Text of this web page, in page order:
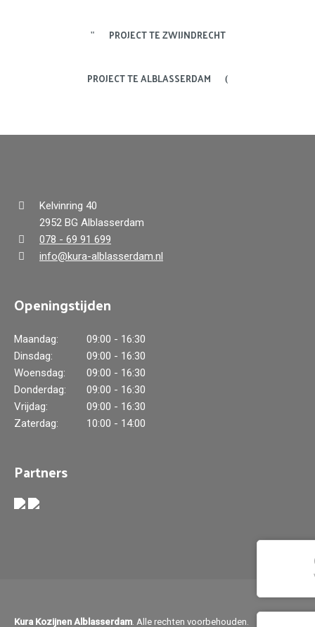
PROJECT TE ZWIJNDRECHT
PROJECT TE ALBLASSERDAM
Kelvinring 40
2952 BG Alblasserdam
078 - 69 91 699
info@kura-alblasserdam.nl
Openingstijden
Maandag:
09:00 - 16:30
Dinsdag:
09:00 - 16:30
Woensdag:
09:00 - 16:30
Donderdag:
09:00 - 16:30
Vrijdag:
09:00 - 16:30
Zaterdag:
10:00 - 14:00
Partners
Kura Kozijnen Alblasserdam. Alle rechten voorbehouden.